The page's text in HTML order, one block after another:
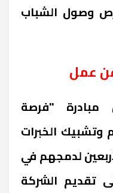
وصول الشباب
عن عمل
مبادرة "فرصة
الخبرات
لدمجهم في
تقديم الشركة